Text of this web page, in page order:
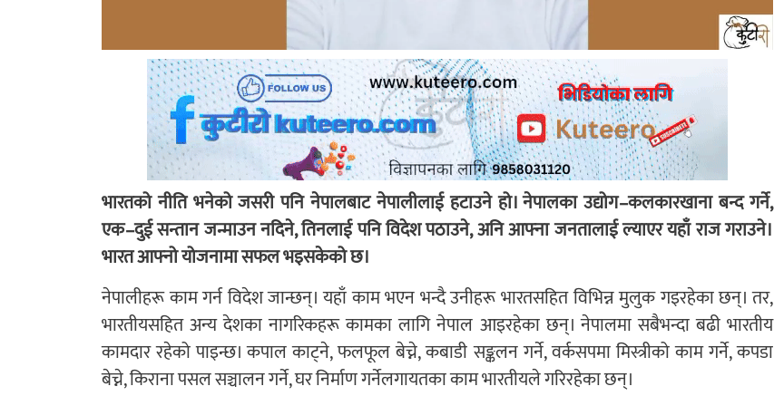
भारतको नीति भनेको जसरी पनि नेपालबाट नेपालीलाई हटाउने हो। नेपालका उद्योग–कलकारखाना बन्द गर्ने,
एक–दुई सन्तान जन्माउन नदिने, तिनलाई पनि विदेश पठाउने, अनि आफ्ना जनतालाई ल्याएर यहाँ राज गराउने।
भारत आफ्नो योजनामा सफल भइसकेको छ।
नेपालीहरू काम गर्न विदेश जान्छन्। यहाँ काम भएन भन्दै उनीहरू भारतसहित विभिन्न मुलुक गइरहेका छन्। तर,
भारतीयसहित अन्य देशका नागरिकहरू कामका लागि नेपाल आइरहेका छन्। नेपालमा सबैभन्दा बढी भारतीय
कामदार रहेको पाइन्छ। कपाल काट्ने, फलफूल बेच्ने, कबाडी सङ्कलन गर्ने, वर्कसपमा मिस्त्रीको काम गर्ने, कपडा
बेच्ने, किराना पसल सञ्चालन गर्ने, घर निर्माण गर्नेलगायतका काम भारतीयले गरिरहेका छन्।